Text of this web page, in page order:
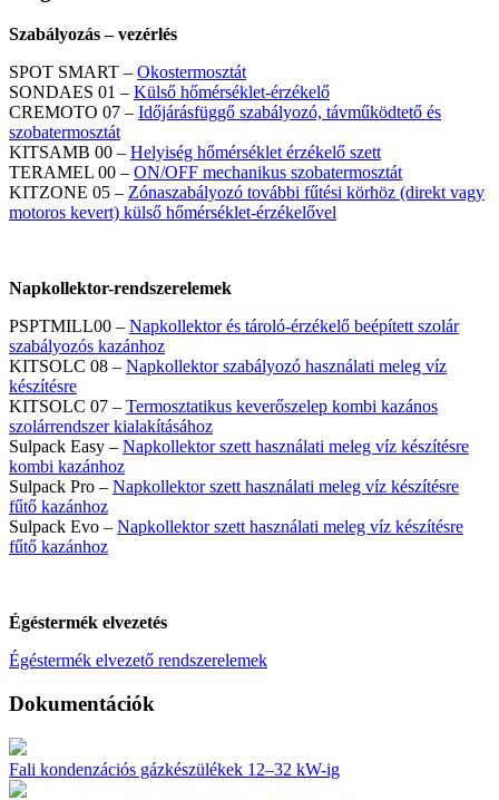
Szabályozás – vezérlés
SPOT SMART – Okostermosztát
SONDAES 01 – Külső hőmérséklet-érzékelő
CREMOTO 07 – Időjárásfüggő szabályozó, távműködtető és
szobatermosztát
KITSAMB 00 – Helyiség hőmérséklet érzékelő szett
TERAMEL 00 – ON/OFF mechanikus szobatermosztát
KITZONE 05 – Zónaszabályozó további fűtési körhöz (direkt vagy
motoros kevert) külső hőmérséklet-érzékelővel
Napkollektor-rendszerelemek
PSPTMILL00 – Napkollektor és tároló-érzékelő beépített szolár
szabályozós kazánhoz
KITSOLC 08 – Napkollektor szabályozó használati meleg víz
készítésre
KITSOLC 07 – Termosztatikus keverőszelep kombi kazános
szolárrendszer kialakításához
Sulpack Easy – Napkollektor szett használati meleg víz készítésre
kombi kazánhoz
Sulpack Pro – Napkollektor szett használati meleg víz készítésre
fűtő kazánhoz
Sulpack Evo – Napkollektor szett használati meleg víz készítésre
fűtő kazánhoz
Égéstermék elvezetés
Égéstermék elvezető rendszerelemek
Dokumentációk
Fali kondenzációs gázkészülékek 12–32 kW-ig